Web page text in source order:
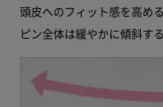
頭皮へのフィット感を高め
ピン全体は緩やかに傾斜す